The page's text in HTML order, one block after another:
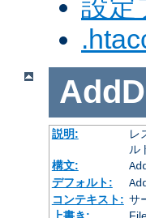
設定
説明: レ
ル
構文:
デフォルト:
コンテキスト: サ